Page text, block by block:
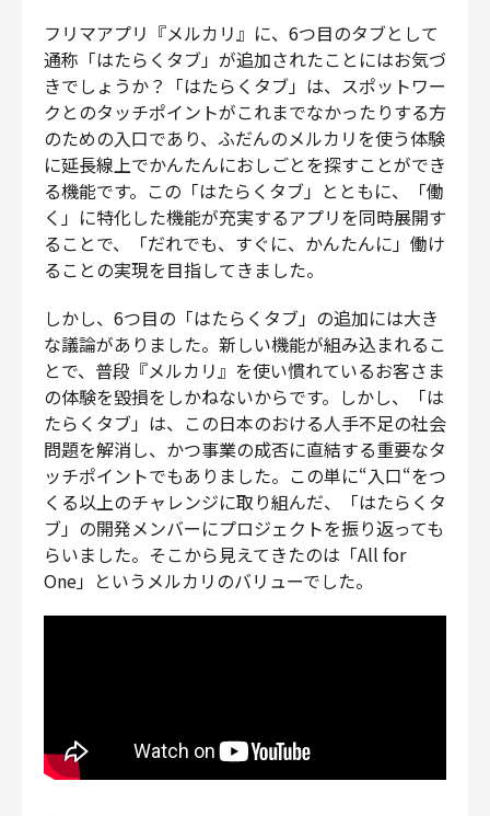
クリエイティブ
コーポレート
財務・経理
内部監査・リスク
法務
人事
セキュリティ・プライバシー
募集中の求人一覧
フリマアプリ『メルカリ』に、6つ目のタブとして
通称「はたらくタブ」が追加されたことにはお気づ
きでしょうか？「はたらくタブ」は、スポットワー
クとのタッチポイントがこれまでなかったりする方
のための入口であり、ふだんのメルカリを使う体験
に延長線上でかんたんにおしごとを探すことができ
る機能です。この「はたらくタブ」とともに、「働
く」に特化した機能が充実するアプリを同時展開す
ることで、「だれでも、すぐに、かんたんに」働け
ることの実現を目指してきました。
しかし、6つ目の「はたらくタブ」の追加には大き
な議論がありました。新しい機能が組み込まれるこ
とで、普段『メルカリ』を使い慣れているお客さま
の体験を毀損をしかねないからです。しかし、「は
たらくタブ」は、この日本のおける人手不足の社会
問題を解消し、かつ事業の成否に直結する重要なタ
ッチポイントでもありました。この単に“入口“をつ
くる以上のチャレンジに取り組んだ、「はたらくタ
ブ」の開発メンバーにプロジェクトを振り返っても
らいました。そこから見えてきたのは「All for
One」というメルカリのバリューでした。